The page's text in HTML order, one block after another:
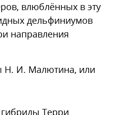
влюблённых в эту
дельфиниумов
направления
Н. И. Малютина, или
Терри